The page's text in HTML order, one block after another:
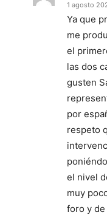
1 agosto
Ya que
me
el
las dos
gusten
por
respeto
el nivel
muy
foro y